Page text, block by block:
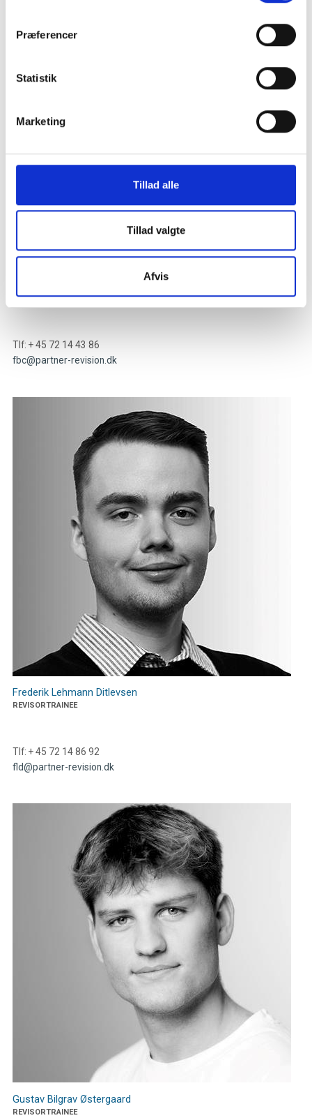
Præferencer
Statistik
Marketing
Tillad alle
Tillad valgte
Afvis
REVISOR
Tlf: + 45 72 14 43 86
fbc@partner-revision.dk
Frederik Lehmann Ditlevsen
REVISORTRAINEE
Tlf: + 45 72 14 86 92
fld@partner-revision.dk
Gustav Bilgrav Østergaard
REVISORTRAINEE